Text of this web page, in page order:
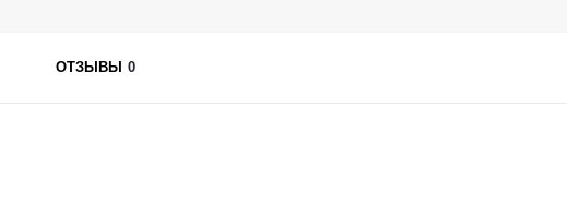
ОТЗЫВЫ 0